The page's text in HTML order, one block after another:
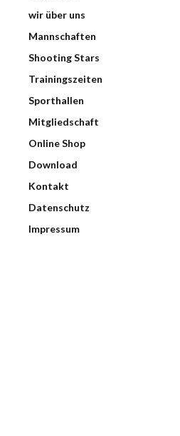
wir über uns
Mannschaften
Shooting Stars
Trainingszeiten
Sporthallen
Mitgliedschaft
Online Shop
Download
Kontakt
Datenschutz
Impressum